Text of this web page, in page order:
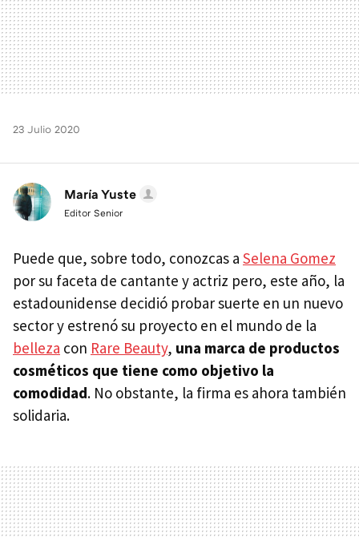
23 Julio 2020
María Yuste
Editor Senior
Puede que, sobre todo, conozcas a Selena Gomez
por su faceta de cantante y actriz pero, este año, la
estadounidense decidió probar suerte en un nuevo
sector y estrenó su proyecto en el mundo de la
belleza con Rare Beauty, una marca de productos
cosméticos que tiene como objetivo la
comodidad. No obstante, la firma es ahora también
solidaria.